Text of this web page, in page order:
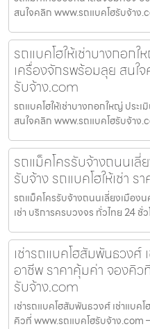
สนใจคลิก www.รถแบคโฮรับจ้าง
รถแบคโฮให้เช่าบางกอก
เครื่องจักรพร้อมลุย สนใ
รับจ้าง.com
รถแบคโฮให้เช่าบางกอกใหญ่ ประ
สนใจคลิก www.รถแบคโฮรับจ้าง
รถแม็คโครรับจ้างถนนเ
รับจ้าง รถแบคโฮให้เช่า ร
รถแม็คโครรับจ้างถนนเลี่ยงเมือง
เช่า บริการครบวงจร ทั่วไทย 24 ชั่
เช่ารถแบคโฮสัมพันธวง
อาชีพ ราคาคุ้มค่า จองคิ
รับจ้าง.com
เช่ารถแบคโฮสัมพันธวงศ์ เช่าแบ
คิวที่ www.รถแบคโฮรับจ้าง.com